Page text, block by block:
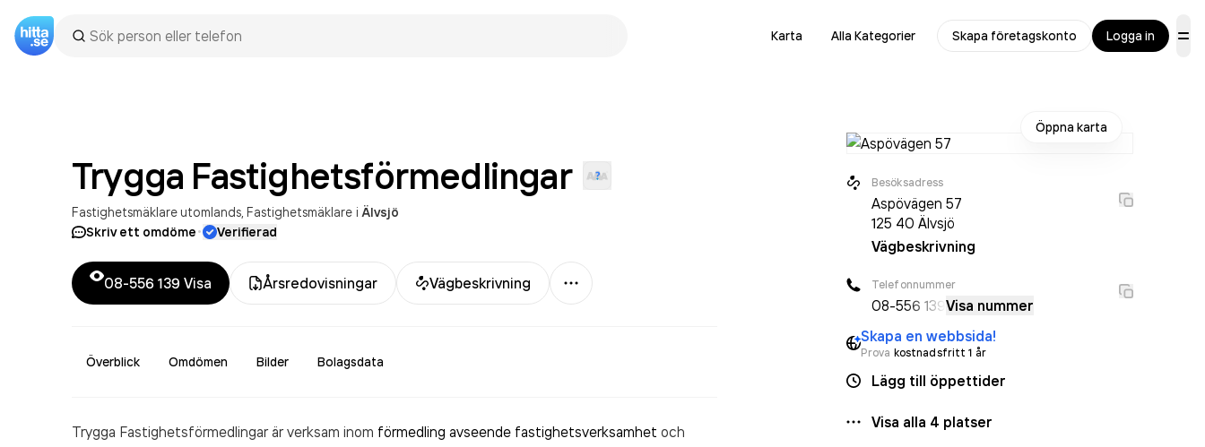
Karta Alla Kategorier Skapa företagskonto Logga in
Trygga Fastighetsförmedlingar
Fastighetsmäklare utomlands Fastighetsmäklare i Älvsjö
Skriv ett omdöme· Verifierad
08-556 139 Visa Årsredovisningar Vägbeskrivning
Mer
Överblick Omdömen Bilder Bolagsdata
Trygga Fastighetsförmedlingar är verksam inom förmedling avseende fastighetsverksamhet och
Öppna karta
Besöksadress
Aspövägen 57
125 40 Älvsjö
Vägbeskrivning
Telefonnummer
08-556 139 Visa nummer
Skapa en webbsida!
Prova kostnadsfritt 1 år
Lägg till öppettider
Visa alla 4 platser